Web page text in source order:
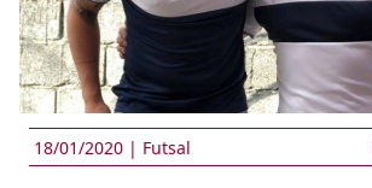
18/01/2020 | Futsal